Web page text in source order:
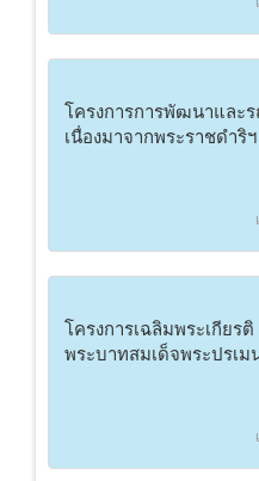
โครงการการพัฒนาและ
เนื่องมาจากพระราชดำริ
โครงการเฉลิมพระเกียร
พระบาทสมเด็จพระปรเ